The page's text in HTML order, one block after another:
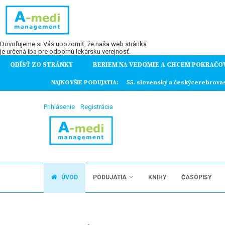
Dovoľujeme si Vás upozorniť, že naša web stránka
je určená iba pre odbornú lekársku verejnosť.
ODÍSŤ ZO STRÁNKY BERIEM NA VEDOMIE A CHCEM
NAJNOVŠIE PODUJATIA: 55. slovenský a
Prihlásenie Registrácia
ÚVOD PODUJATIA KNIHY ČASOPISY